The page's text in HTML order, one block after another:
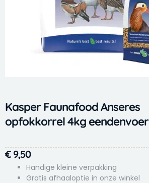
Kasper Faunafood Anseres
opfokkorrel 4kg eendenvoer
€9,50
Handige kleine verpakking
Gratis afhaaloptie in onze winkel